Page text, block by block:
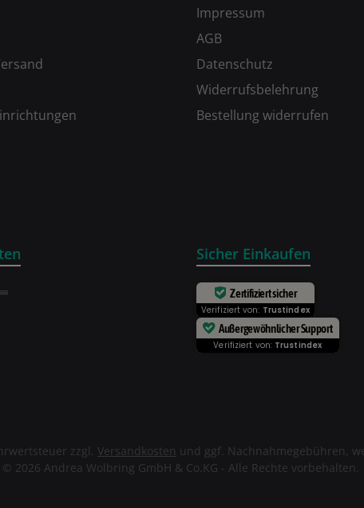
Impressum
AGB
Datenschutz
Widerrufsbelehrung
Bestellung widerrufen
Sicher Einkaufen
Zertifiziert sicher
Verifiziert von: Trustindex
Außergewöhnlicher Support
Verifiziert von: Trustindex
zzgl. Versandkosten und ggf. Nachnahmegebühren,
© 2026 Andrea Wolbring GmbH & Co.KG - Alle Rechte vorbehalten.